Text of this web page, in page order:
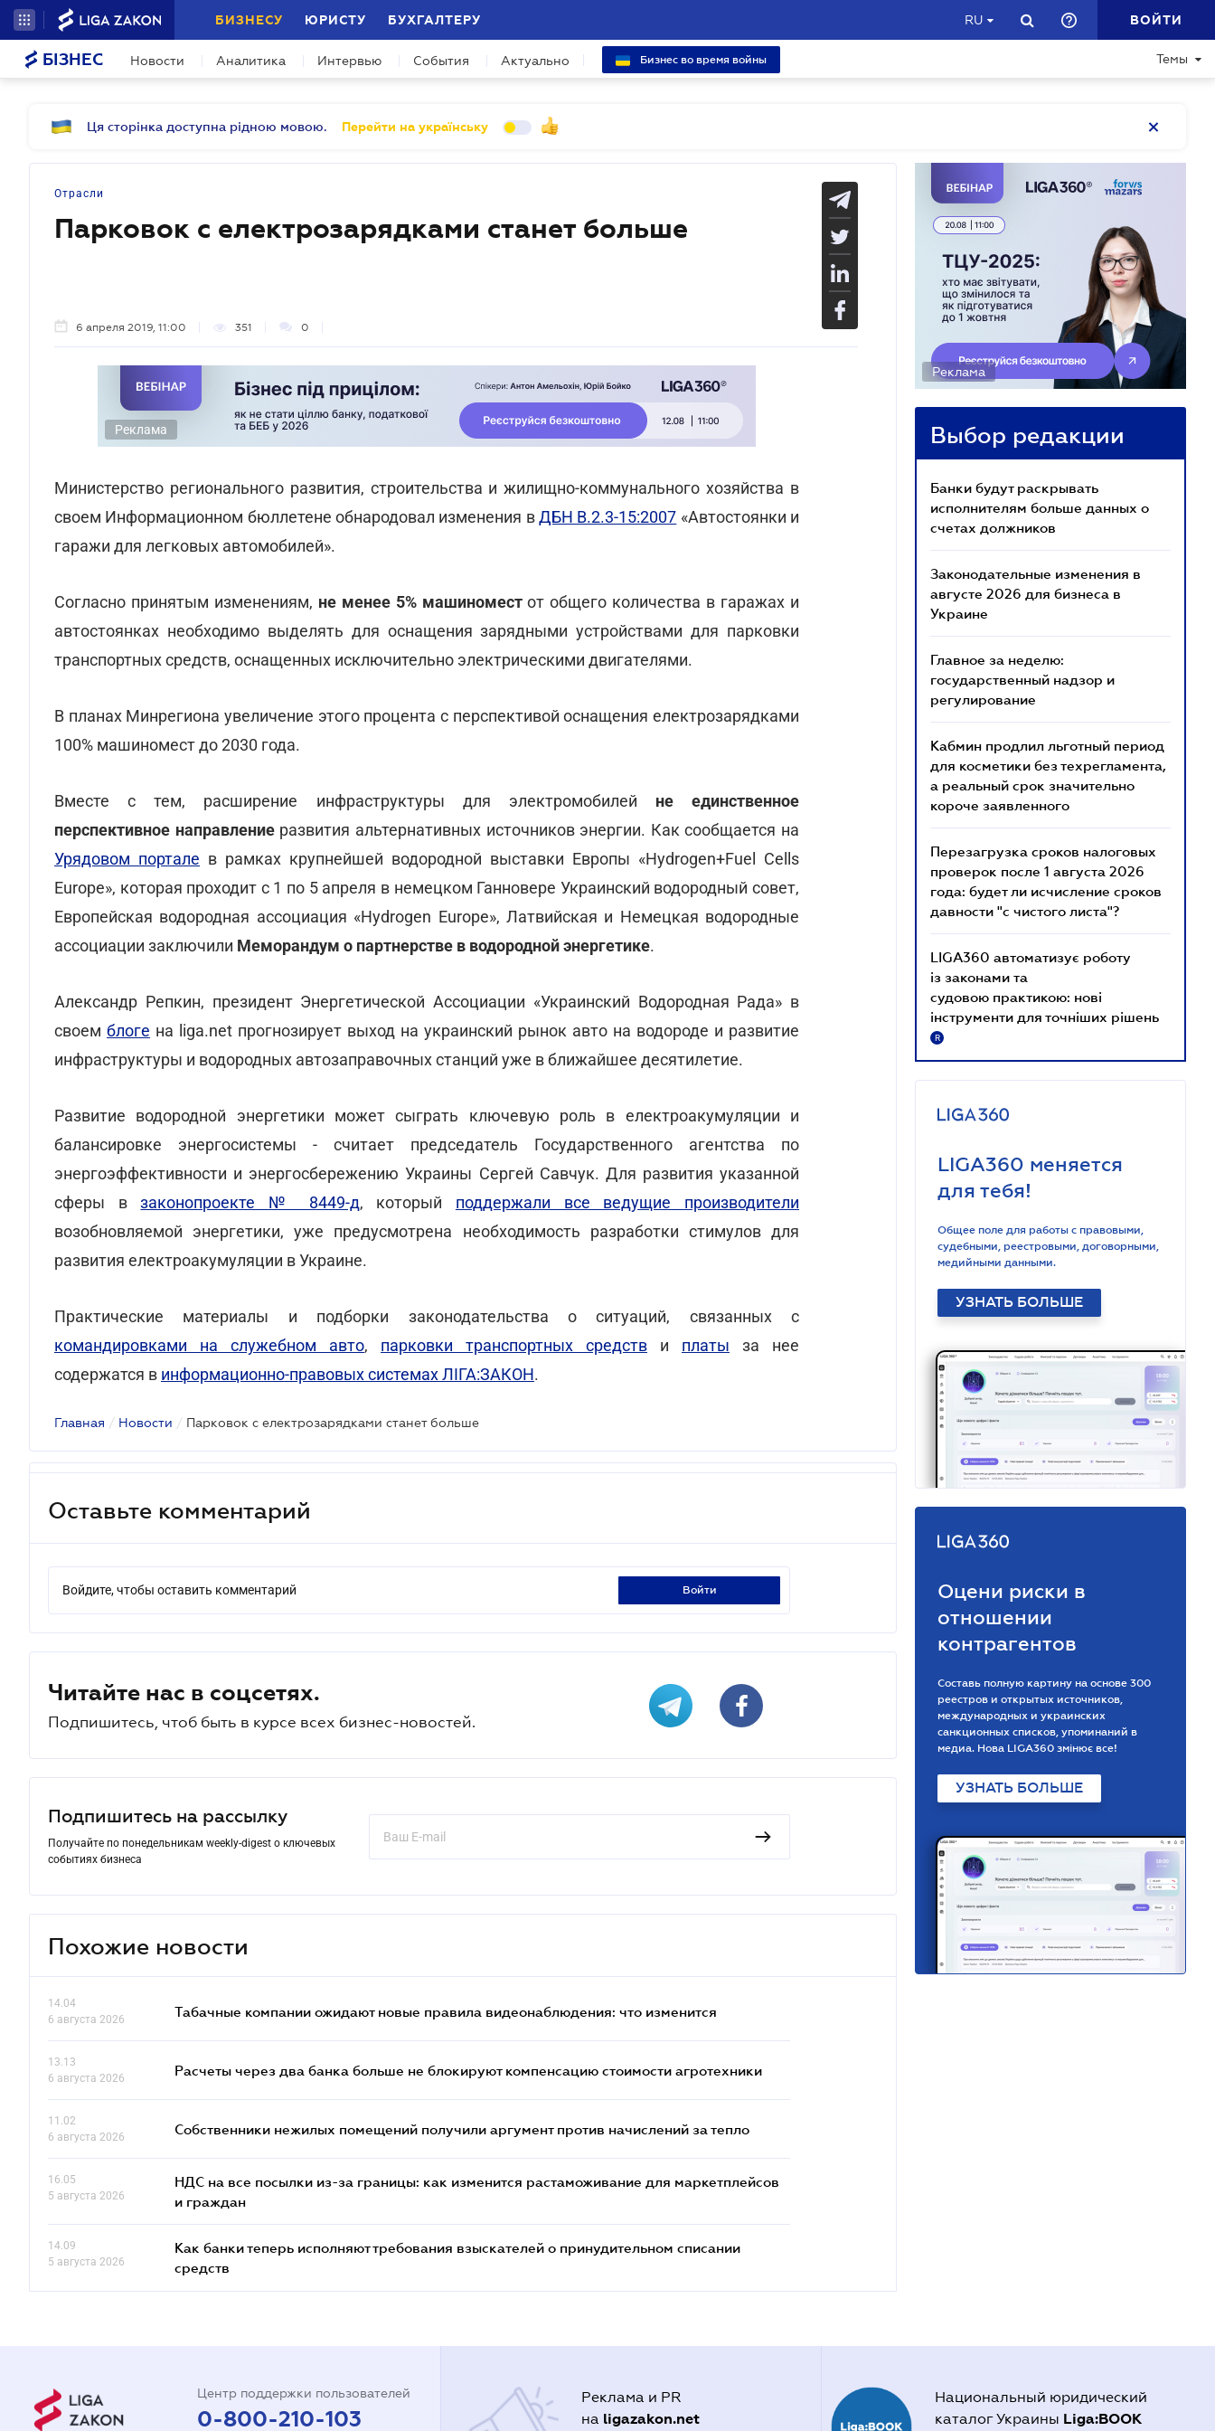
БИЗНЕСУ ЮРИСТУ БУХГАЛТЕРУ RU ВОЙТИ
БІЗНЕС Новости Аналитика Интервью События Актуально Бизнес во время войны Темы
Ця сторінка доступна рідною мовою. Перейти на українську
Отрасли
Парковок с електрозарядками станет больше
6 апреля 2019, 11:00 351 0
Реклама
Министерство регионального развития, строительства и жилищно-коммунального хозяйства в
своем Информационном бюллетене обнародовал изменения вДБН В.2.3-15:2007 «Автостоянки и
гаражи для легковых автомобилей».
Согласно принятым изменениям, не менее 5% машиноместот общего количества в гаражах и
автостоянках необходимо выделять для оснащения зарядными устройствами для парковки
транспортных средств, оснащенных исключительно электрическими двигателями.
В планах Минрегиона увеличение этого процента с перспективой оснащения електрозарядками
100% машиномест до 2030 года.
Вместе с тем, расширение инфраструктуры для электромобилей не единственное
перспективное направлениеразвития альтернативных источников энергии. Как сообщается на
Урядовом портале в рамках крупнейшей водородной выставки Европы «Hydrogen+Fuel Cells
Europe», которая проходит с 1 по 5 апреля в немецком Ганновере Украинский водородный совет,
Европейская водородная ассоциация «Hydrogen Europe», Латвийская и Немецкая водородные
ассоциации заключили Меморандум о партнерстве в водородной энергетике.
Александр Репкин, президент Энергетической Ассоциации «Украинский Водородная Рада» в
своем блоге на liga.net прогнозирует выход на украинский рынок авто на водороде и развитие
инфраструктуры и водородных автозаправочных станций уже в ближайшее десятилетие.
Развитие водородной энергетики может сыграть ключевую роль в електроакумуляции и
балансировке энергосистемы - считает председатель Государственного агентства по
энергоэффективности и энергосбережению Украины Сергей Савчук. Для развития указанной
сферы взаконопроекте № 8449-д, который поддержали все ведущие производители
возобновляемой энергетики, уже предусмотрена необходимость разработки стимулов для
развития електроакумуляции в Украине.
Практические материалы и подборки законодательства о ситуаций, связанных с
командировками на служебном авто, парковки транспортных средств и платы за нее
содержатся в информационно-правовых системах ЛІГА:ЗАКОН.
Главная / Новости / Парковок с електрозарядками станет больше
Оставьте комментарий
Войдите, чтобы оставить комментарий войти
Читайте нас в соцсетях.
Подпишитесь, чтоб быть в курсе всех бизнес-новостей.
Подпишитесь на рассылку
Получайте по понедельникам weekly-digest о ключевых
событиях бизнеса
Похожие новости
14.04
6 августа 2026
Табачные компании ожидают новые правила видеонаблюдения: что изменится
13.13
6 августа 2026
Расчеты через два банка больше не блокируют компенсацию стоимости агротехники
11.02
6 августа 2026
Собственники нежилых помещений получили аргумент против начислений за тепло
16.05
5 августа 2026
НДС на все посылки из-за границы: как изменится растаможивание для маркетплейсов
и граждан
14.09
5 августа 2026
Как банки теперь исполняют требования взыскателей о принудительном списании
средств
Реклама
Выбор редакции
Банки будут раскрывать
исполнителям больше данных о
счетах должников
Законодательные изменения в
августе 2026 для бизнеса в
Украине
Главное за неделю:
государственный надзор и
регулирование
Кабмин продлил льготный период
для косметики без техрегламента,
а реальный срок значительно
короче заявленного
Перезагрузка сроков налоговых
проверок после 1 августа 2026
года: будет ли исчисление сроков
давности "с чистого листа"?
LIGA360 автоматизує роботу
із законами та
судовою практикою: нові
інструменти для точніших рішень
R
LIGA360 меняется
для тебя!
Общее поле для работы с правовыми,
судебными, реестровыми, договорными,
медийными данными.
УЗНАТЬ БОЛЬШЕ
Оцени риски в
отношении
контрагентов
Составь полную картину на основе 300
реестров и открытых источников,
международных и украинских
санкционных списков, упоминаний в
медиа. Нова LIGA360 змінює все!
УЗНАТЬ БОЛЬШЕ
Центр поддержки пользователей
0-800-210-103
Реклама и PR
на ligazakon.net
Национальный юридический
каталог Украины Liga:BOOK